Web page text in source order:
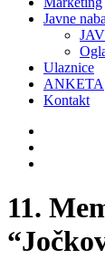
Javne
Ulaznice
ANKETA
Kontakt
11.